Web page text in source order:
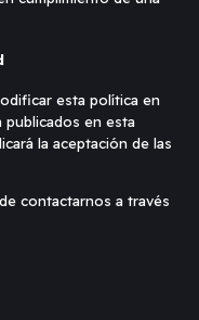
esta política en
publicados en esta
la aceptación de las
contactarnos a través